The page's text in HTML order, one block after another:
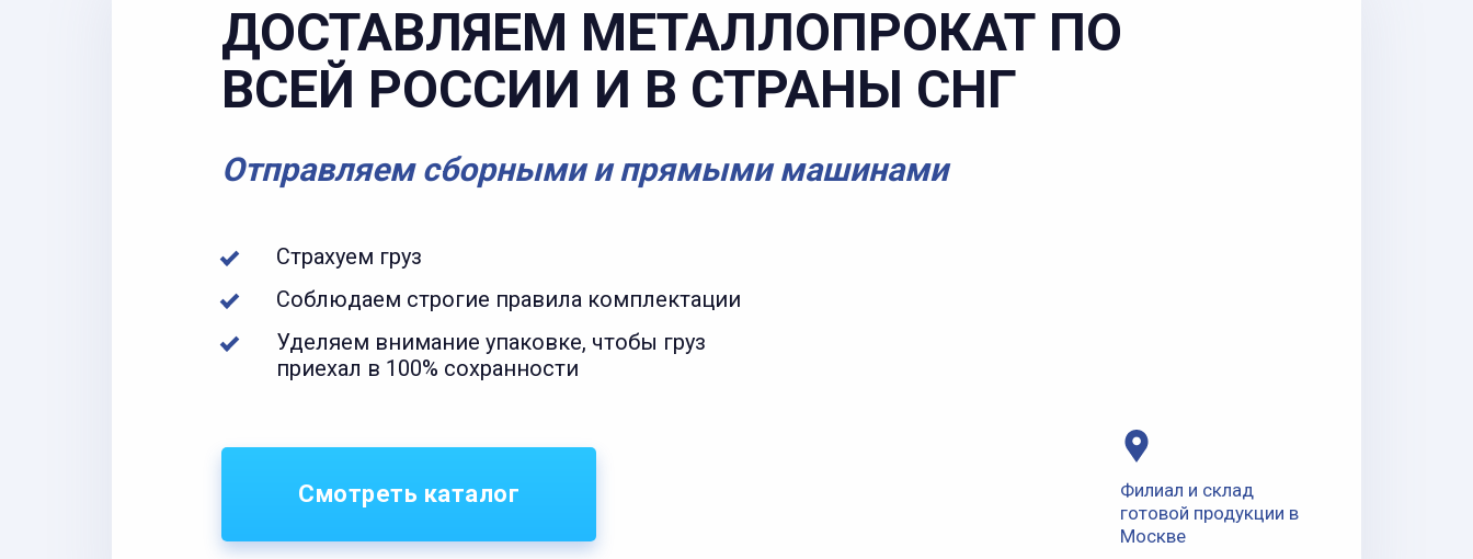
Филиал и склад
готовой продукции в
Москве
ДОСТАВЛЯЕМ МЕТАЛЛОПРОКАТ ПО
ВСЕЙ РОССИИ И В СТРАНЫ СНГ
Отправляем сборными и прямыми машинами
Страхуем груз
Соблюдаем строгие правила комплектации
Уделяем внимание упаковке, чтобы груз
приехал в 100% сохранности
Смотреть каталог